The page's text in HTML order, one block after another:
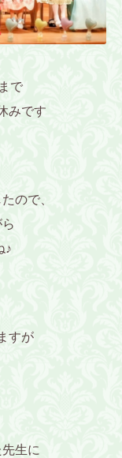
で
みです
ので、
♪
すが
生に